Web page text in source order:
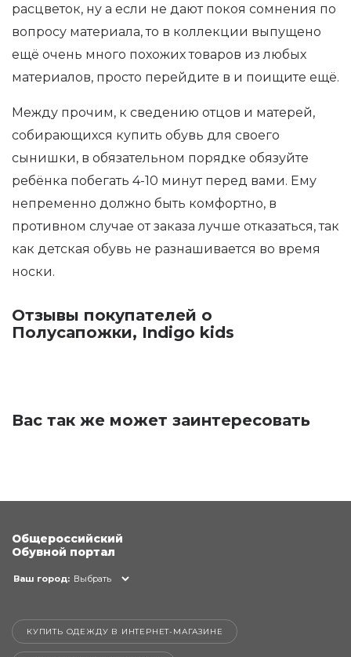
расцветок, ну а если не дают покоя сомнения по
вопросу материала, то в коллекции выпущено
ещё очень много похожих товаров из любых
материалов, просто перейдите в и поищите ещё.
Между прочим, к сведению отцов и матерей,
собирающихся купить обувь для своего
сынишки, в обязательном порядке обязуйте
ребёнка побегать 4-10 минут перед вами. Ему
непременно должно быть комфортно, в
противном случае от заказа лучше отказаться, так
как детская обувь не разнашивается во время
носки.
Отзывы покупателей о
Полусапожки, Indigo kids
Вас так же может заинтересовать
Общероссийский
Обувной портал
Ваш город: Выбрать
КУПИТЬ ОДЕЖДУ В ИНТЕРНЕТ-МАГАЗИНЕ